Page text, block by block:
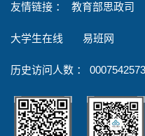
友情链接 ： 教育部思政司
大学生在线 易班网
历史访问人数 ： 0007542573